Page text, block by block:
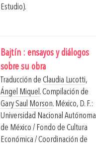
Estudio).
Bajtín : ensayos y diálogos
sobre su obra
Traducción de Claudia Lucotti,
Ángel Miquel . Compilación de
Gary Saul Morson. México, D. F.:
Universidad Nacional Autónoma
de México / Fondo de Cultura
Económica / Coordinación de